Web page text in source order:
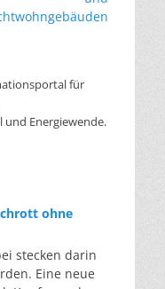
für
und Energiewende.
ohne
stecken darin
Eine neue